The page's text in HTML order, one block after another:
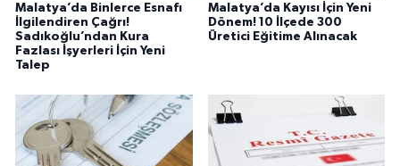
Malatya’da Binlerce Esnafı
İlgilendiren Çağrı!
Sadıkoğlu’ndan Kura
Fazlası İşyerleri İçin Yeni
Talep
Malatya’da Kayısı İçin Yeni
Dönem! 10 İlçede 300
Üretici Eğitime Alınacak